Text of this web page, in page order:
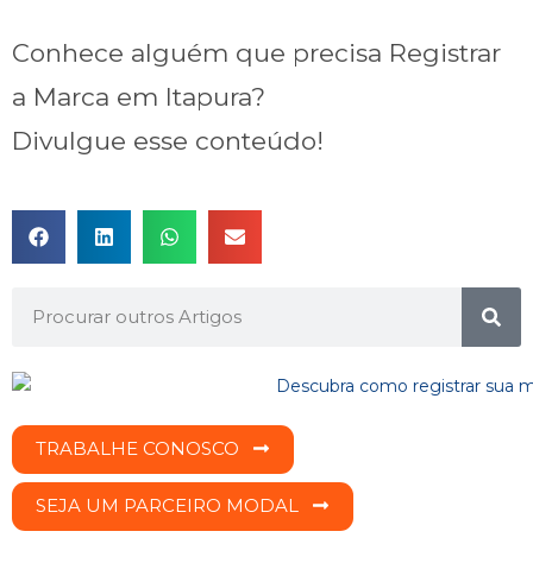
Conhece alguém que precisa Registrar
a Marca em Itapura?
Divulgue esse conteúdo!
TRABALHE CONOSCO
SEJA UM PARCEIRO MODAL